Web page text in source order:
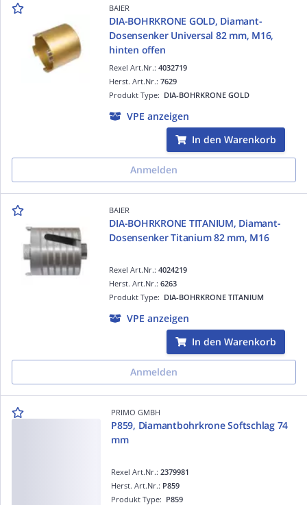
BAIER
DIA-BOHRKRONE GOLD, Diamant-
Dosensenker Universal 82 mm, M16,
hinten offen
Rexel Art.Nr.:4032719
Produkt Type: DIA-BOHRKRONE GOLD
Herst. Art.Nr.:7629
VPE anzeigen
In den Warenkorb
Anmelden
BAIER
DIA-BOHRKRONE TITANIUM, Diamant-
Dosensenker Titanium 82 mm, M16
Rexel Art.Nr.:4024219
Produkt Type: DIA-BOHRKRONE TITANIUM
Herst. Art.Nr.:6263
VPE anzeigen
In den Warenkorb
Anmelden
PRIMO GMBH
P859, Diamantbohrkrone Softschlag 74
mm
Rexel Art.Nr.: 2379981
Produkt Type: P859
Herst. Art.Nr.: P859